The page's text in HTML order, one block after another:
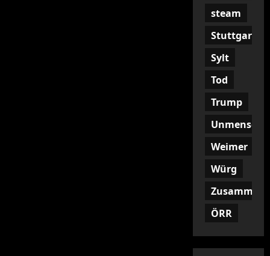
steam
Stuttgart
Sylt
Tod
Trump
Weimer
Würg
ÖRR